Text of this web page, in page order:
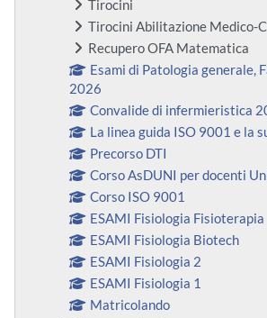
Tirocini
Tirocini Abilitazione Medico-
Recupero OFA Matematica
Esami di Patologia generale,
2026
Convalide di infermieristica
La linea guida ISO 9001 e la
Precorso DTI
Corso AsDUNI per docenti
Corso ISO 9001
ESAMI Fisiologia Fisioterapia
ESAMI Fisiologia Biotech
ESAMI Fisiologia 2
ESAMI Fisiologia 1
Matricolando